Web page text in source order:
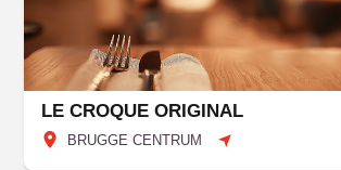
LE CROQUE ORIGINAL
BRUGGE CENTRUM